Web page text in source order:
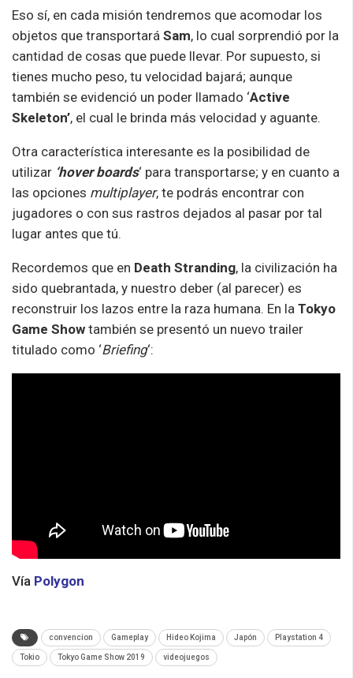
Eso sí, en cada misión tendremos que acomodar los
objetos que transportará Sam, lo cual sorprendió por la
cantidad de cosas que puede llevar. Por supuesto, si
tienes mucho peso, tu velocidad bajará; aunque
también se evidenció un poder llamado ‘Active
Skeleton’, el cual le brinda más velocidad y aguante.
Otra característica interesante es la posibilidad de
utilizar ‘hover boards‘ para transportarse; y en cuanto a
las opciones multiplayer, te podrás encontrar con
jugadores o con sus rastros dejados al pasar por tal
lugar antes que tú.
Recordemos que en Death Stranding, la civilización ha
sido quebrantada, y nuestro deber (al parecer) es
reconstruir los lazos entre la raza humana. En la Tokyo
Game Show también se presentó un nuevo trailer
titulado como ‘Briefing‘:
Vía Polygon
convencion Gameplay Hideo Kojima Japón Playstation 4
Tokio Tokyo Game Show 2019 videojuegos